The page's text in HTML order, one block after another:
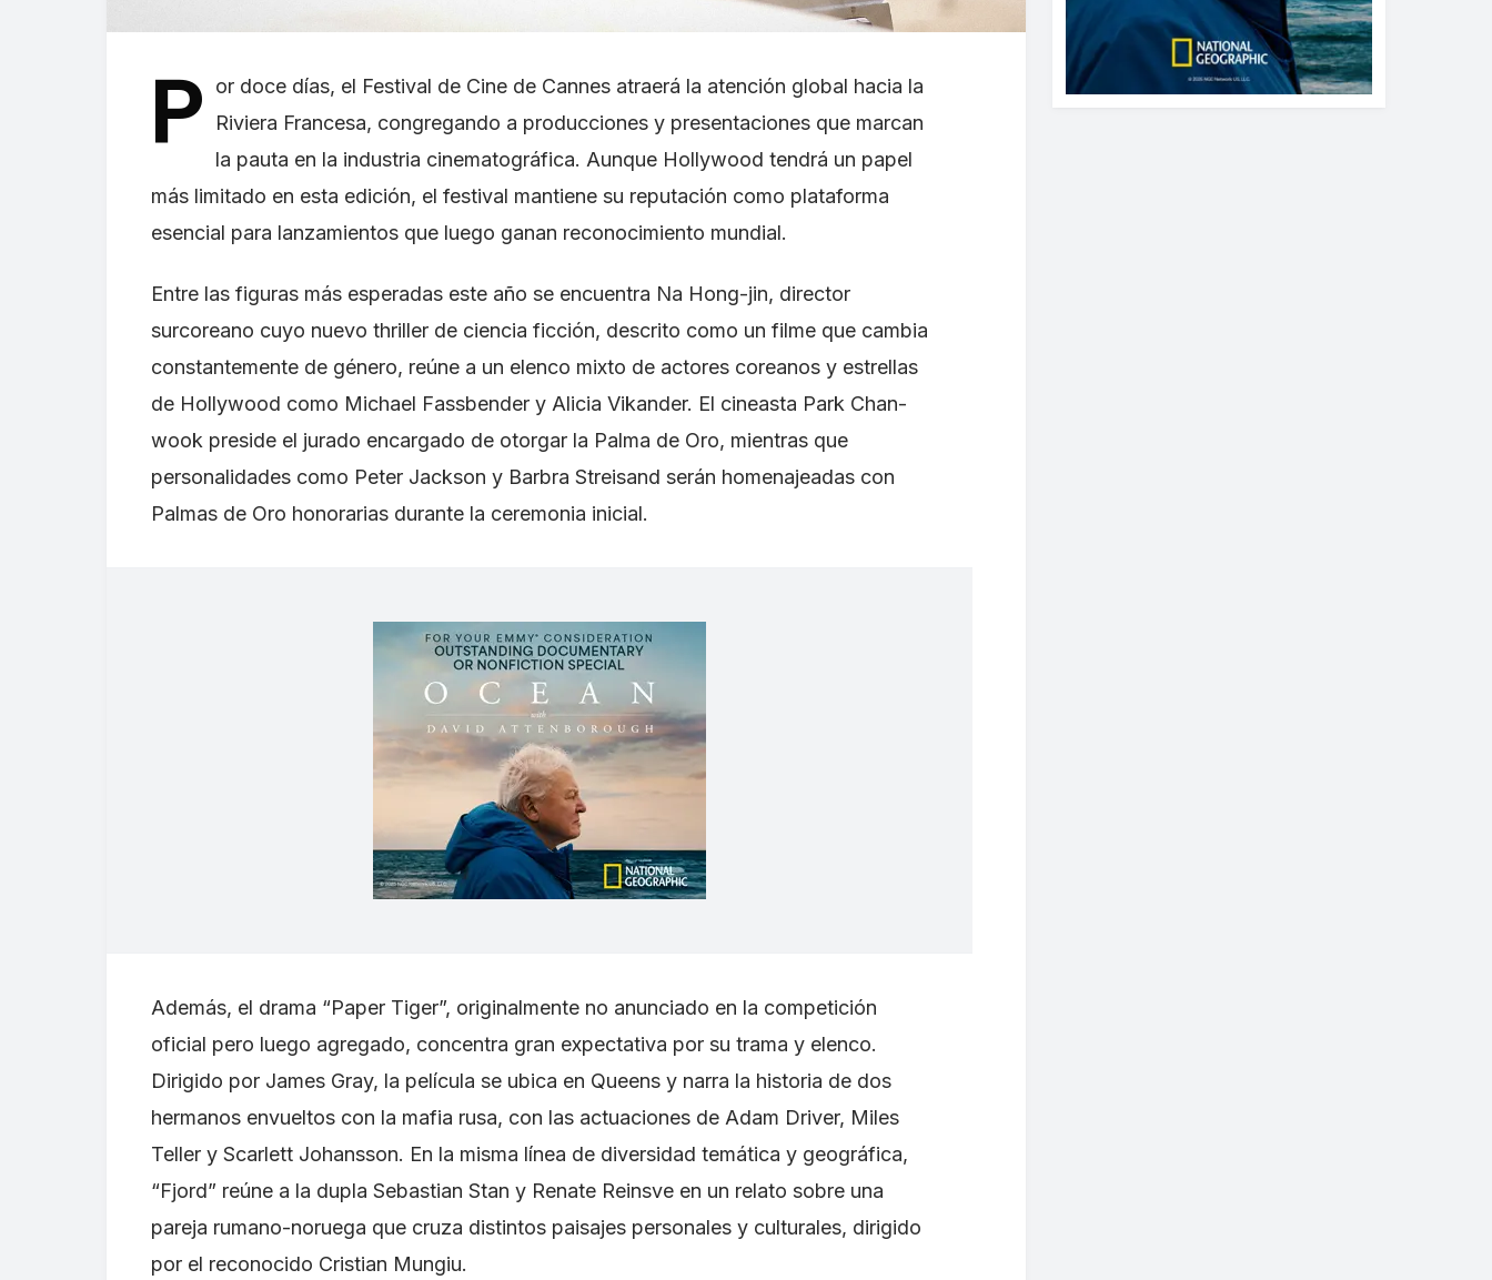
P
or doce días, el Festival de Cine de Cannes atraerá la atención global hacia la
Riviera Francesa, congregando a producciones y presentaciones que marcan
la pauta en la industria cinematográfica. Aunque Hollywood tendrá un papel
más limitado en esta edición, el festival mantiene su reputación como plataforma
esencial para lanzamientos que luego ganan reconocimiento mundial.
Entre las figuras más esperadas este año se encuentra Na Hong-jin, director
surcoreano cuyo nuevo thriller de ciencia ficción, descrito como un filme que cambia
constantemente de género, reúne a un elenco mixto de actores coreanos y estrellas
de Hollywood como Michael Fassbender y Alicia Vikander. El cineasta Park Chan-
wook preside el jurado encargado de otorgar la Palma de Oro, mientras que
personalidades como Peter Jackson y Barbra Streisand serán homenajeadas con
Palmas de Oro honorarias durante la ceremonia inicial.
Además, el drama “Paper Tiger”, originalmente no anunciado en la competición
oficial pero luego agregado, concentra gran expectativa por su trama y elenco.
Dirigido por James Gray, la película se ubica en Queens y narra la historia de dos
hermanos envueltos con la mafia rusa, con las actuaciones de Adam Driver, Miles
Teller y Scarlett Johansson. En la misma línea de diversidad temática y geográfica,
“Fjord” reúne a la dupla Sebastian Stan y Renate Reinsve en un relato sobre una
pareja rumano-noruega que cruza distintos paisajes personales y culturales, dirigido
por el reconocido Cristian Mungiu.